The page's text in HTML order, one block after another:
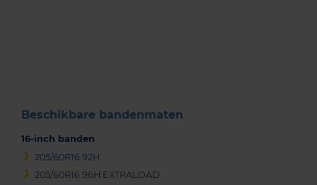
Beschikbare bandenmaten
16-inch banden
205/60R16 92H
205/60R16 96H EXTRALOAD